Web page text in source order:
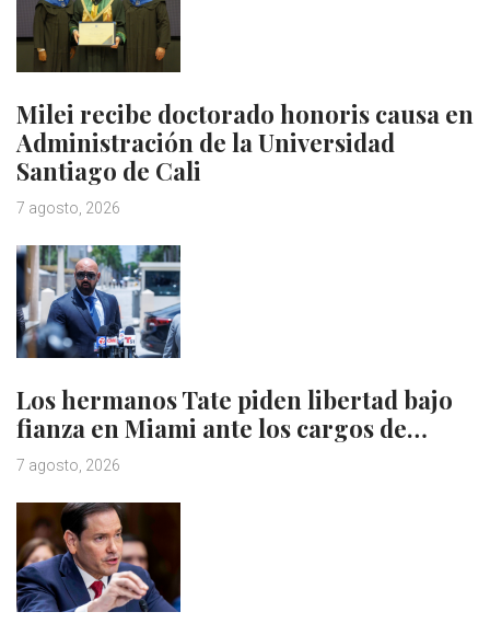
Milei recibe doctorado honoris causa en
Administración de la Universidad
Santiago de Cali
7 agosto, 2026
Los hermanos Tate piden libertad bajo
fianza en Miami ante los cargos de…
7 agosto, 2026